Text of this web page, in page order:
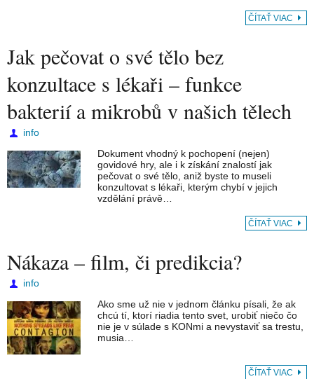
ČÍTAŤ VIAC
Jak pečovat o své tělo bez
konzultace s lékaři – funkce
bakterií a mikrobů v našich tělech
info
Dokument vhodný k pochopení (nejen)
govidové hry, ale i k získání znalostí jak
pečovat o své tělo, aniž byste to museli
konzultovat s lékaři, kterým chybí v jejich
vzdělání právě…
ČÍTAŤ VIAC
Nákaza – film, či predikcia?
info
Ako sme už nie v jednom článku písali, že ak
chcú tí, ktorí riadia tento svet, urobiť niečo čo
nie je v súlade s KONmi a nevystaviť sa trestu,
musia…
ČÍTAŤ VIAC